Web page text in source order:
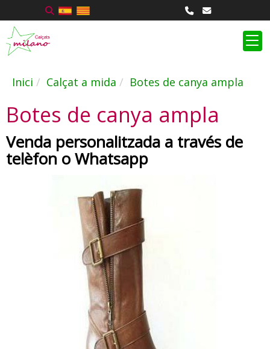
Inici Calçat a mida Botes de canya ampla
Botes de canya ampla
Venda personalitzada a través de
telèfon o Whatsapp